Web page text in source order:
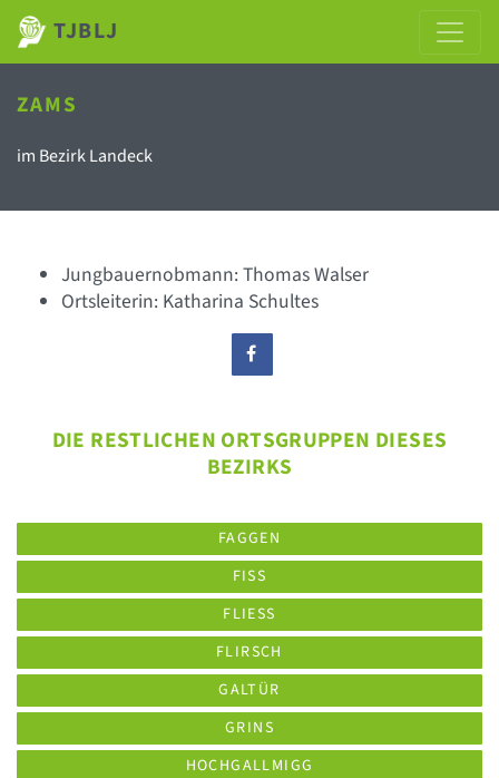
TJBLJ
ZAMS
im Bezirk Landeck
Jungbauernobmann: Thomas Walser
Ortsleiterin: Katharina Schultes
DIE RESTLICHEN ORTSGRUPPEN DIESES
BEZIRKS
FAGGEN
FISS
FLIESS
FLIRSCH
GALTÜR
GRINS
HOCHGALLMIGG